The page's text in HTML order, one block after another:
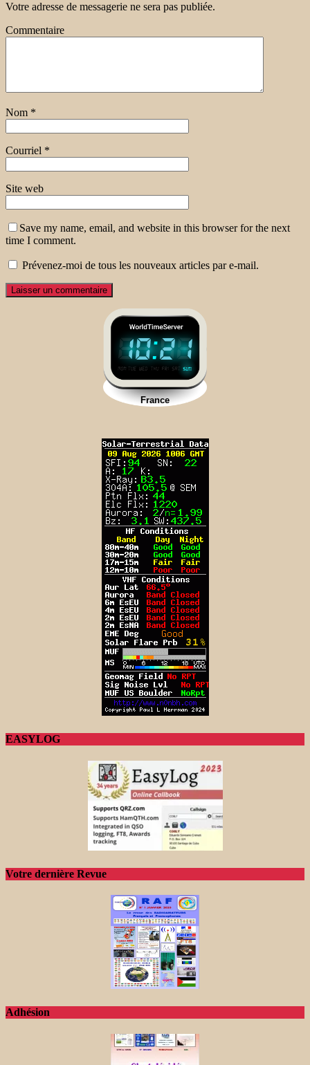
Votre adresse de messagerie ne sera pas publiée.
Commentaire
Nom *
Courriel *
Site web
Save my name, email, and website in this browser for the next
time I comment.
Prévenez-moi de tous les nouveaux articles par e-mail.
EASYLOG
Votre dernière Revue
Adhésion